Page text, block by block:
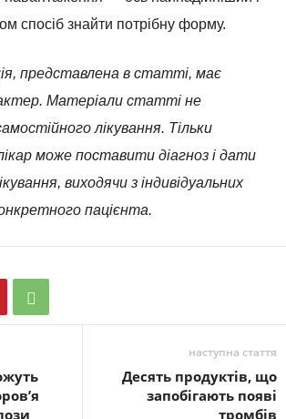
спосіб знайти потрібну форму.
представлена в статті, має
Матеріали статті не
лікування. Тільки
може поставити діагноз і дати
виходячи з індивідуальних
пацієнта.
наступна стаття
Десять продуктів, що
запобігають появі
тромбів